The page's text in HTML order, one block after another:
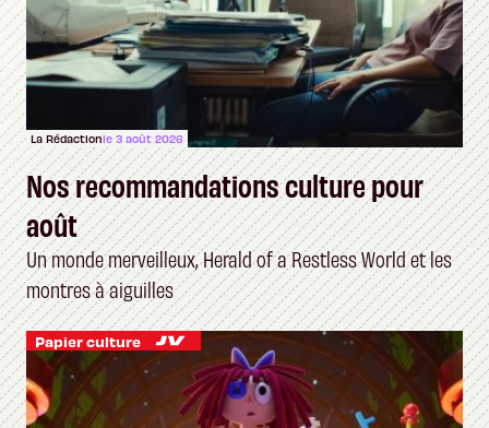
La Rédactionle 3 août 2026
Nos recommandations culture pour
août
Un monde merveilleux, Herald of a Restless World et les
montres à aiguilles
Papier culture